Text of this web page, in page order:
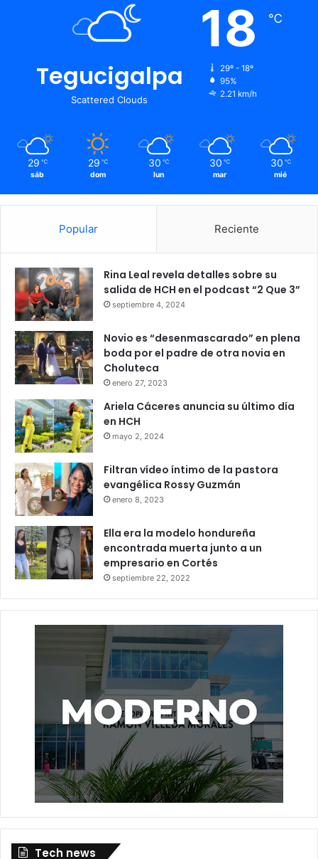
Tegucigalpa
Scattered Clouds
18 ℃
29º - 18º
95%
2.21 km/h
29 ℃
sáb
29 ℃
dom
30 ℃
lun
30 ℃
mar
30 ℃
mié
Popular Reciente
Rina Leal revela detalles sobre su
salida de HCH en el podcast “2 Que 3”
septiembre 4, 2024
Novio es “desenmascarado” en plena
boda por el padre de otra novia en
Choluteca
enero 27, 2023
Ariela Cáceres anuncia su último día
en HCH
mayo 2, 2024
Filtran vídeo íntimo de la pastora
evangélica Rossy Guzmán
enero 8, 2023
Ella era la modelo hondureña
encontrada muerta junto a un
empresario en Cortés
septiembre 22, 2022
Tech news